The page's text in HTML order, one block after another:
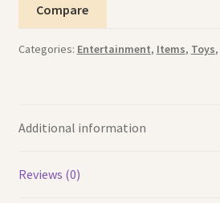
Compare
Categories: Entertainment, Items, Toys,
Additional information
Reviews (0)